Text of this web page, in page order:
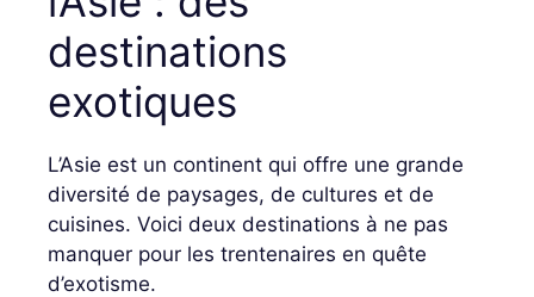
destinations
exotiques
L’Asie est un continent qui offre une grande
diversité de paysages, de cultures et de
cuisines. Voici deux destinations à ne pas
manquer pour les trentenaires en quête
d’exotisme.